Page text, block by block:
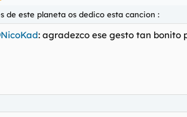
de este planeta os dedico esta cancion :
: agradezco ese gesto tan bonito